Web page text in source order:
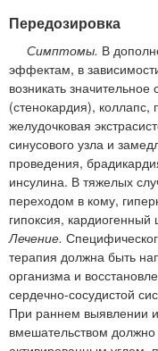
Передозировка
Симптомы. В
эффектам, в
возникать
(стенокардия), коллапс,
желудочковая
синусового узла и
проведения,
инсулина. В тяжелых
переходом в кому,
гипоксия, кардиогенный
Лечение.
терапия должна быть
организма и
сердечно-сосудистой
При раннем выявлении
вмешательством